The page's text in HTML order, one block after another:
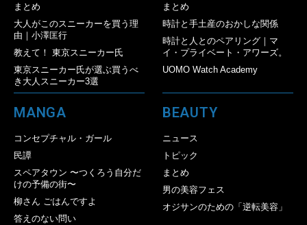
まとめ
大人がこのスニーカーを買う理
由｜小澤匡行
教えて！ 東京スニーカー氏
東京スニーカー氏が選ぶ買うべ
き大人スニーカー3選
まとめ
時計と手土産のおかしな関係
時計と人とのペアリング｜マ
イ・プライベート・アワーズ。
UOMO Watch Academy
MANGA
コンセプチャル・ガール
民譚
スペアタウン 〜つくろう自分だ
けの予備の街〜
柳さん ごはんですよ
答えのない問い
BEAUTY
ニュース
トピック
まとめ
男の美容フェス
オジサンのための「逆転美容」